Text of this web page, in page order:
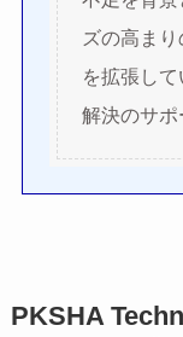
ズの高ま
を拡張し
解決のサポ
PKSHA